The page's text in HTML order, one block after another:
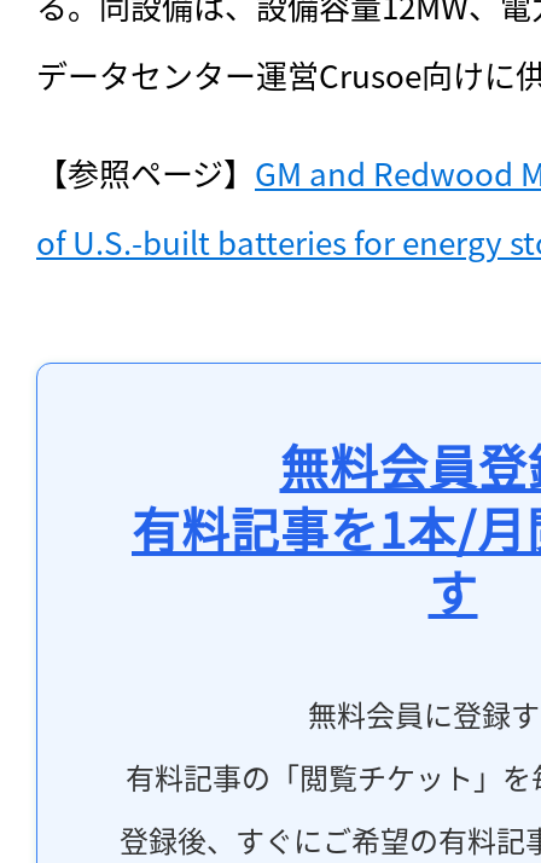
データセンター運営Crusoe向けに
【参照ページ】 GM and Redwood
of U.S.-built batteries for energy
無料会員
有料記事を1本/
す
無料会員に登録
有料記事の「閲覧チケット」
登録後、すぐにご希望の有料記